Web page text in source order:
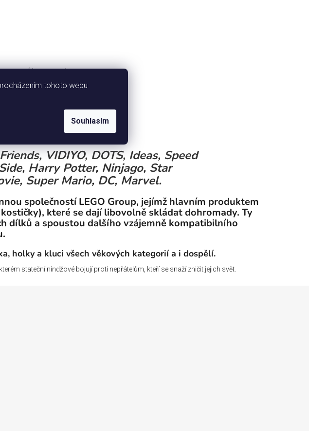
tohoto webu
Souhlasím
kategorie.
Friends, VIDIYO, DOTS, Ideas, Speed
, Harry Potter, Ninjago, Star
Super Mario, DC,Marvel.
společností LEGO Group, jejímž hlavním produktem
které se dají libovolně skládat dohromady. Ty
dílků a spoustou dalšího vzájemně kompatibilního
holky a kluci všech věkových kategorií a i dospělí.
stateční nindžové bojují proti nepřátelům, kteří se snaží zničit jejich svět.